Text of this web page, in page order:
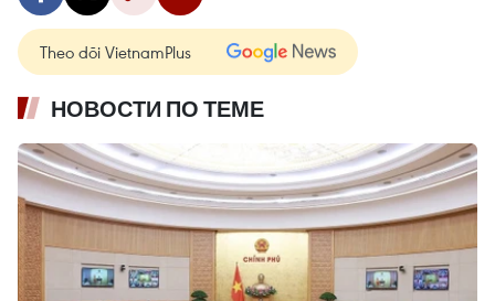
Theo dõi VietnamPlus
НОВОСТИ ПО ТЕМЕ